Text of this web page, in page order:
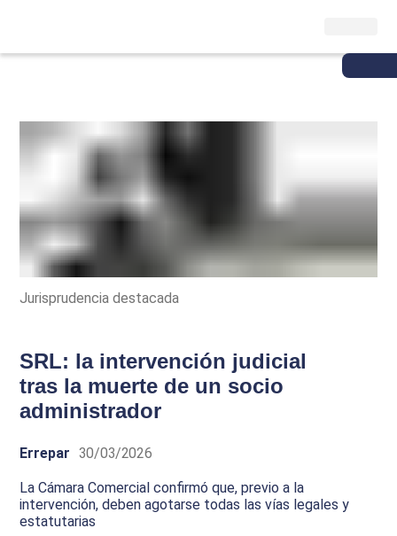
Jurisprudencia destacada
SRL: la intervención judicial
tras la muerte de un socio
administrador
Errepar 30/03/2026
La Cámara Comercial confirmó que, previo a la
intervención, deben agotarse todas las vías legales y
estatutarias